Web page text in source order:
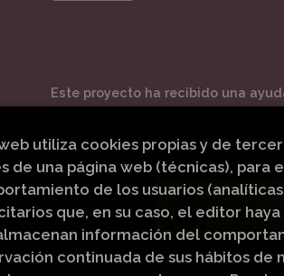
Este proyecto ha recibido una
utiliza cookies propias y de
de una página web (técnicas), para
de los usuarios
que, en su caso, el editor
información del
continuada de sus hábitos de